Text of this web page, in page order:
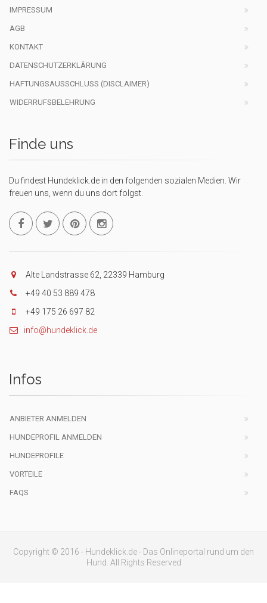
IMPRESSUM
AGB
KONTAKT
DATENSCHUTZERKLÄRUNG
HAFTUNGSAUSSCHLUSS (DISCLAIMER)
WIDERRUFSBELEHRUNG
Finde uns
Du findest Hundeklick.de in den folgenden sozialen Medien. Wir
freuen uns, wenn du uns dort folgst.
Alte Landstrasse 62, 22339 Hamburg
+49 40 53 889 478
+49 175 26 697 82
info@hundeklick.de
Infos
ANBIETER ANMELDEN
HUNDEPROFIL ANMELDEN
HUNDEPROFILE
VORTEILE
FAQS
Copyright © 2016 - Hundeklick.de - Das Onlineportal rund um den
Hund. All Rights Reserved